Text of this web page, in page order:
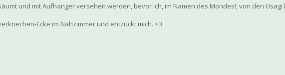
und mit Aufhänger versehen werden, bevor ich, im Namen des Mondes!, von den
Ecke im Nähzimmer und entzückt mich. <3